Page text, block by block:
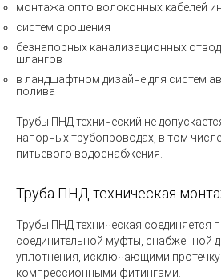
монтажа опто волоконных кабелей
систем орошения
безнапорных канализационных
шлангов
в ландшафтном дизайне для систем
полива
Трубы ПНД технический не
напорных трубопроводах, в том
питьевого водоснабжения.
Труба ПНД техническая
Трубы ПНД техническая соединяется
соединительной муфты, снабженной
уплотнения, исключающими
компрессионными фитингами.